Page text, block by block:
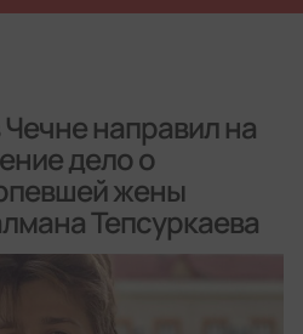
направил на
дело о
жены
Тепсуркаева